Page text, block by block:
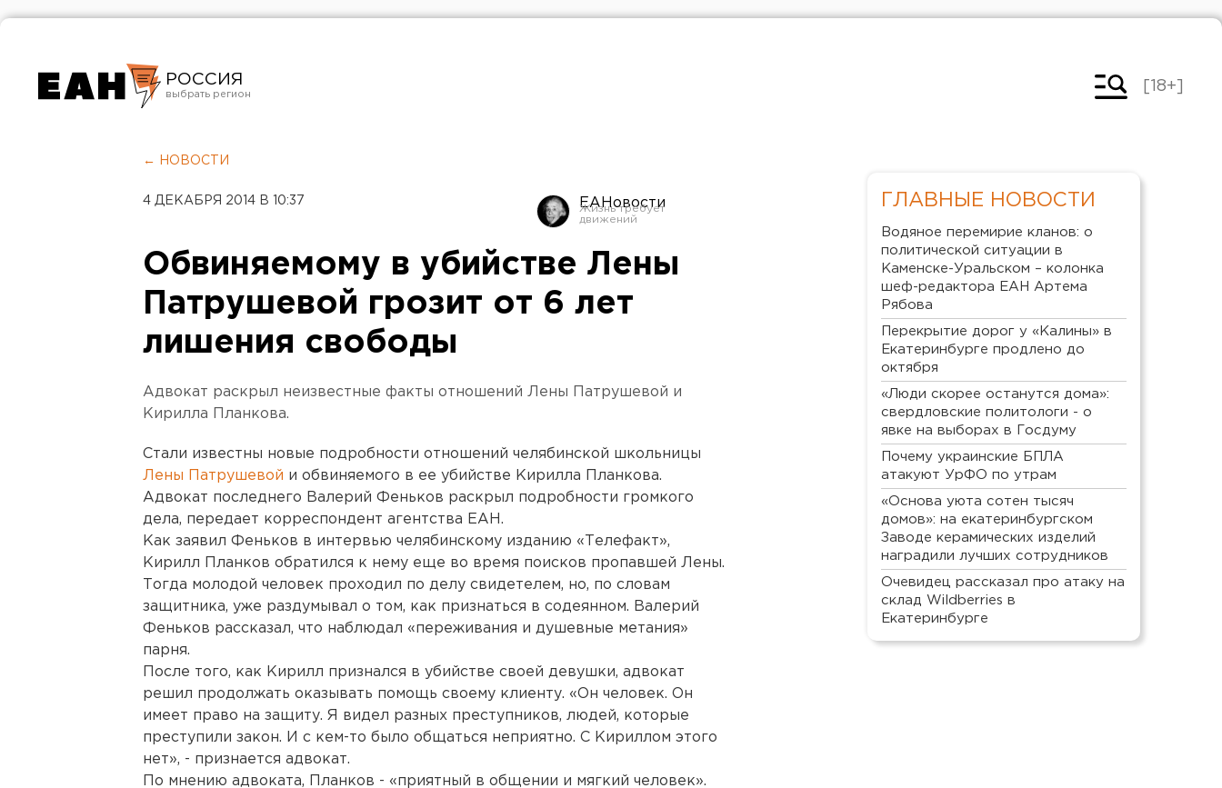
РОССИЯ
Челябинск
[18+]
← НОВОСТИ
4 ДЕКАБРЯ 2014 В 10:37 ЕАНовости
Обвиняемому в убийстве Лены
Патрушевой грозит от 6 лет
лишения свободы
Адвокат раскрыл неизвестные факты отношений Лены Патрушевой и
Кирилла Планкова.
Стали известны новые подробности отношений челябинской школьницы
Лены Патрушевой и обвиняемого в ее убийстве Кирилла Планкова.
Адвокат последнего Валерий Феньков раскрыл подробности громкого
дела, передает корреспондент агентства ЕАН.
Как заявил Феньков в интервью челябинскому изданию «Телефакт»,
Кирилл Планков обратился к нему еще во время поисков пропавшей Лены.
Тогда молодой человек проходил по делу свидетелем, но, по словам
защитника, уже раздумывал о том, как признаться в содеянном. Валерий
Феньков рассказал, что наблюдал «переживания и душевные метания»
парня.
После того, как Кирилл признался в убийстве своей девушки, адвокат
решил продолжать оказывать помощь своему клиенту. «Он человек. Он
имеет право на защиту. Я видел разных преступников, людей, которые
преступили закон. И с кем-то было общаться неприятно. С Кириллом этого
нет», - признается адвокат.
По мнению адвоката, Планков - «приятный в общении и мягкий человек».
ГЛАВНЫЕ НОВОСТИ
Водяное перемирие кланов: о
политической ситуации в
Каменске-Уральском – колонка
шеф-редактора ЕАН Артема
Рябова
Перекрытие дорог у «Калины» в
Екатеринбурге продлено до
октября
«Люди скорее останутся дома»:
свердловские политологи - о
явке на выборах в Госдуму
Почему украинские БПЛА
атакуют УрФО по утрам
«Основа уюта сотен тысяч
домов»: на екатеринбургском
Заводе керамических изделий
наградили лучших сотрудников
Очевидец рассказал про атаку на
склад Wildberries в
Екатеринбурге